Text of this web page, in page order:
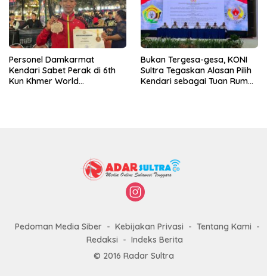
Personel Damkarmat
Kendari Sabet Perak di 6th
Kun Khmer World
Bukan Tergesa-gesa, KONI
Sultra Tegaskan Alasan Pilih
Kendari sebagai Tuan Rumah
Pedoman Media Siber Kebijakan Privasi
Tentang Kami
Redaksi
Indeks Berita
© 2016 Radar Sultra